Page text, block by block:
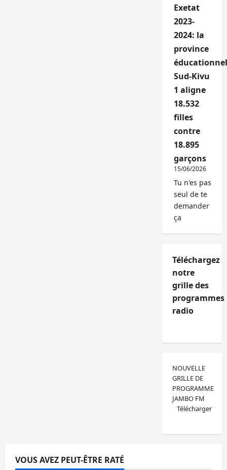
Exetat
2023-
2024: la
province
Sud-Kivu
1 aligne
18.532
filles
contre
18.895
garçons
15/06/2026
Tu n'es pas
seul de te
demander
ça
Téléchargez
notre
grille des
programmes
radio
NOUVELLE
GRILLE DE
PROGRAMME
JAMBO FM
Télécharger
VOUS AVEZ PEUT-ÊTRE RATÉ